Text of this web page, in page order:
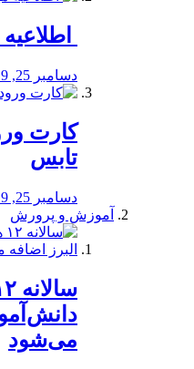
دسامبر 25, 2019
کارت
تابس
دسامبر 25, 2019
آموزش و پرورش
می‌شود